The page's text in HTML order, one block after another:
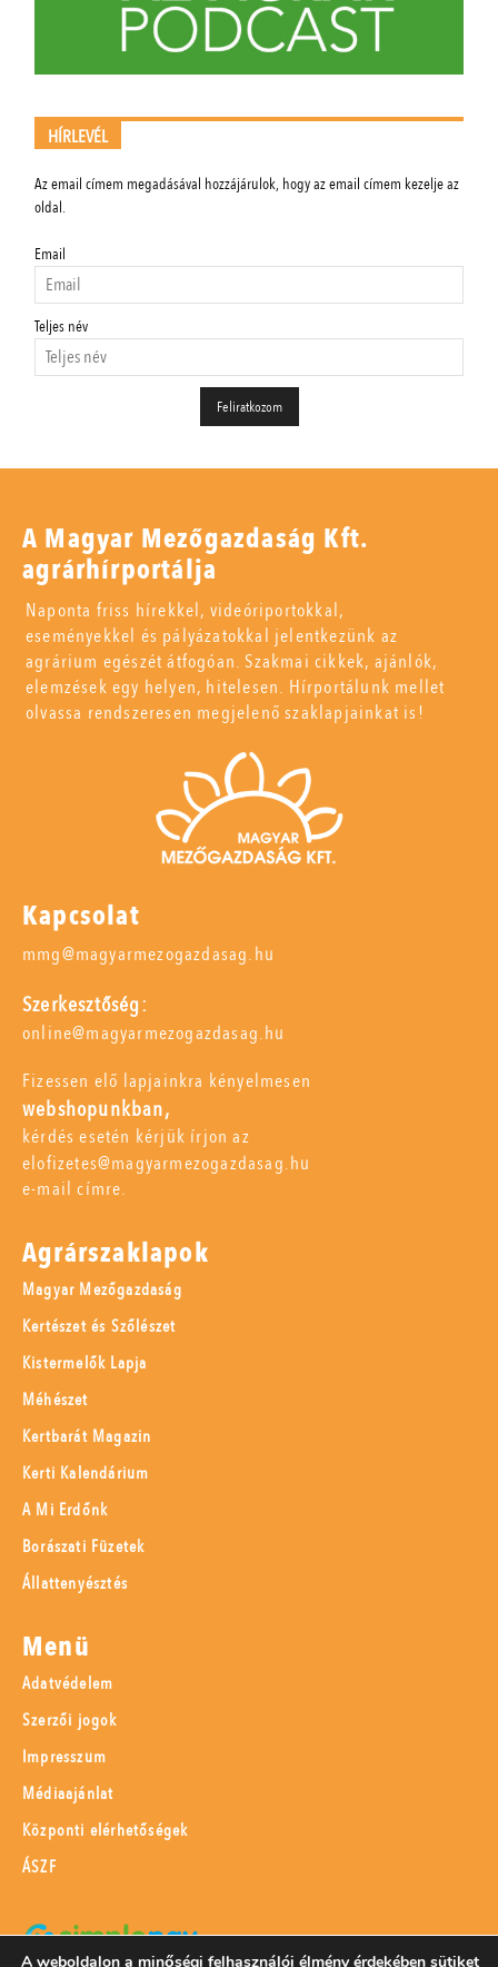
HÍRLEVÉL
Az email címem megadásával hozzájárulok, hogy az email címem kezelje az
oldal.
Email
Teljes név
A Magyar Mezőgazdaság Kft.
agrárhírportálja
Naponta friss hírekkel, videóriportokkal,
eseményekkel és pályázatokkal jelentkezünk az
agrárium egészét átfogóan. Szakmai cikkek, ajánlók,
elemzések egy helyen, hitelesen. Hírportálunk mellet
olvassa rendszeresen megjelenő szaklapjainkat is!
Kapcsolat
mmg@magyarmezogazdasag.hu
Szerkesztőség:
online@magyarmezogazdasag.hu
Fizessen elő lapjainkra kényelmesen
webshopunkban,
kérdés esetén kérjük írjon az
elofizetes@magyarmezogazdasag.hu
e-mail címre.
Agrárszaklapok
Magyar Mezőgazdaság
Kertészet és Szőlészet
Kistermelők Lapja
Méhészet
Kertbarát Magazin
Kerti Kalendárium
A Mi Erdőnk
Borászati Füzetek
Állattenyésztés
Menü
Adatvédelem
Szerzői jogok
Impresszum
Médiaajánlat
Központi elérhetőségek
ÁSZF
A weboldalon a minőségi felhasználói élmény érdekében sütiket